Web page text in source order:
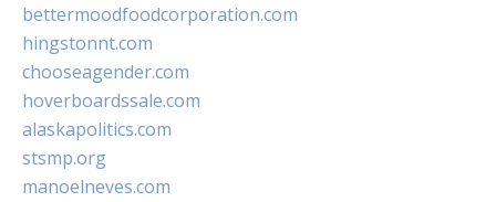
bettermoodfoodcorporation.com
hingstonnt.com
chooseagender.com
hoverboardssale.com
alaskapolitics.com
stsmp.org
manoelneves.com